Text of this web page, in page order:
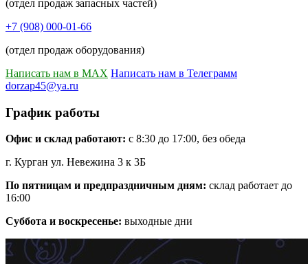
(отдел продаж запасных частей)
+7 (908) 000-01-66
(отдел продаж оборудования)
Написать нам в MAX Написать нам в Телеграмм
dorzap45@ya.ru
График работы
Офис и склад работают: с 8:30 до 17:00, без обеда
г. Курган ул. Невежина 3 к 3Б
По пятницам и предпраздничным дням: склад работает до
16:00
Суббота и воскресенье: выходные дни